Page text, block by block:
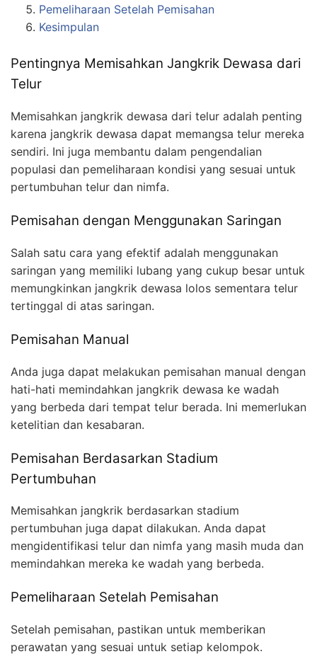
Pemeliharaan Setelah Pemisahan
Kesimpulan
Pentingnya Memisahkan Jangkrik Dewasa dari
Telur
Memisahkan jangkrik dewasa dari telur adalah penting
karena jangkrik dewasa dapat memangsa telur mereka
sendiri. Ini juga membantu dalam pengendalian
populasi dan pemeliharaan kondisi yang sesuai untuk
pertumbuhan telur dan nimfa.
Pemisahan dengan Menggunakan Saringan
Salah satu cara yang efektif adalah menggunakan
saringan yang memiliki lubang yang cukup besar untuk
memungkinkan jangkrik dewasa lolos sementara telur
tertinggal di atas saringan.
Pemisahan Manual
Anda juga dapat melakukan pemisahan manual dengan
hati-hati memindahkan jangkrik dewasa ke wadah
yang berbeda dari tempat telur berada. Ini memerlukan
ketelitian dan kesabaran.
Pemisahan Berdasarkan Stadium
Pertumbuhan
Memisahkan jangkrik berdasarkan stadium
pertumbuhan juga dapat dilakukan. Anda dapat
mengidentifikasi telur dan nimfa yang masih muda dan
memindahkan mereka ke wadah yang berbeda.
Pemeliharaan Setelah Pemisahan
Setelah pemisahan, pastikan untuk memberikan
perawatan yang sesuai untuk setiap kelompok.